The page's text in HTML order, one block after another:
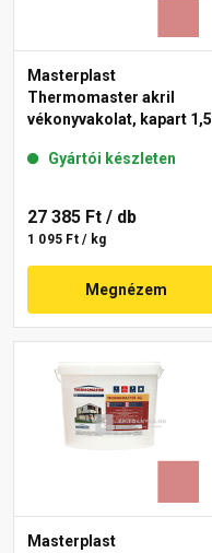
Masterplast
Thermomaster akril
vékonyvakolat, kapart 1,5
Gyártói készleten
27 385 Ft / db
1 095 Ft / kg
Megnézem
Masterplast